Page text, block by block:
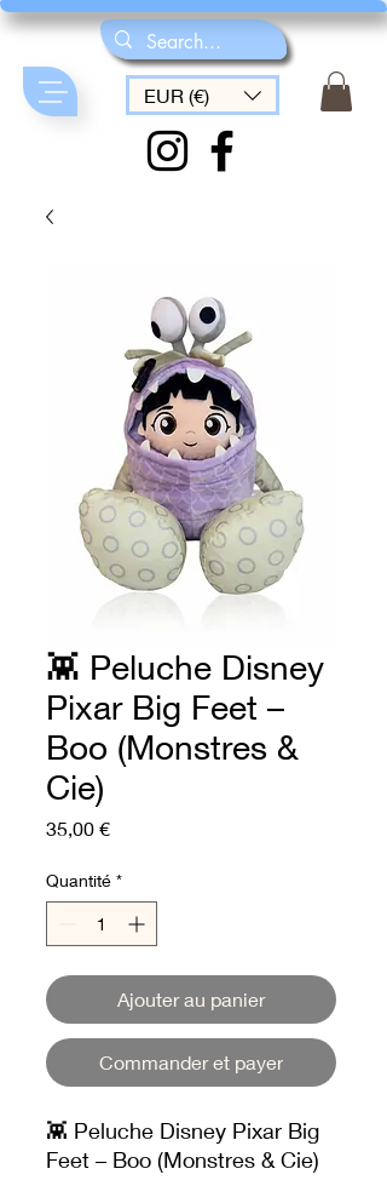
EUR (€)
👾 Peluche Disney
Pixar Big Feet –
Boo (Monstres &
Cie)
35,00 €Prix
Quantité *
Ajouter au panier
Commander et payer
👾 Peluche Disney Pixar Big
Feet – Boo (Monstres & Cie)